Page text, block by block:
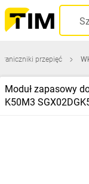
przepięć
Moduł zapasowy
K50M3